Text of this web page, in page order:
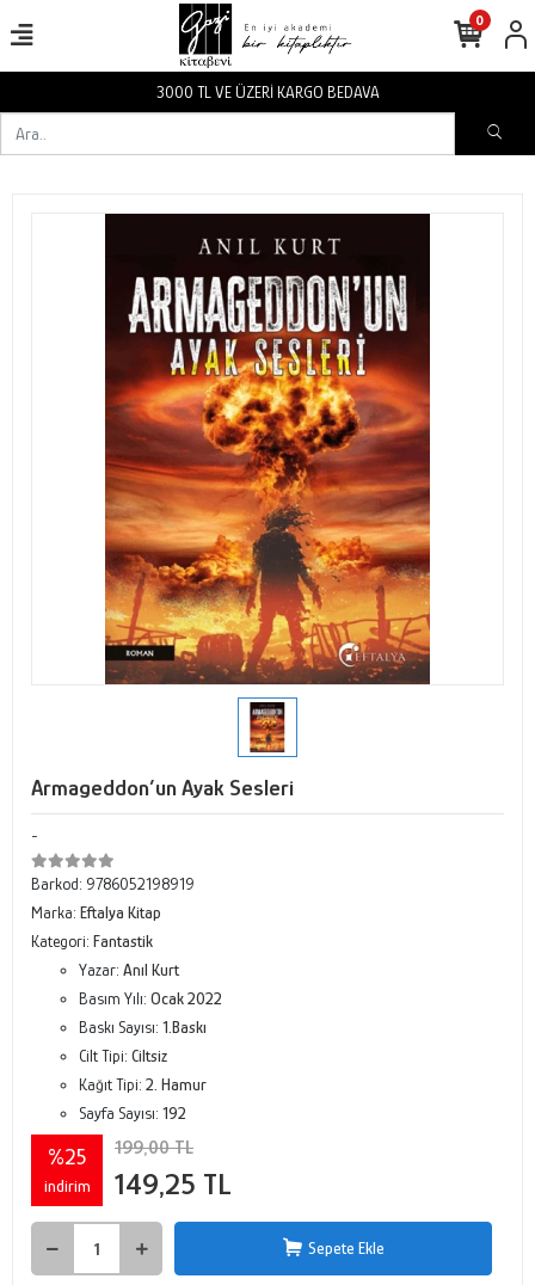
3000 TL VE ÜZERİ KARGO BEDAVA
0
Armageddon’un Ayak Sesleri
-
Barkod: 9786052198919
Marka: Eftalya Kitap
Kategori: Fantastik
Yazar: Anıl Kurt
Basım Yılı: Ocak 2022
Baskı Sayısı: 1.Baskı
Cilt Tipi: Ciltsiz
Kağıt Tipi: 2. Hamur
Sayfa Sayısı: 192
%25
indirim
199,00 TL
149,25 TL
Sepete Ekle